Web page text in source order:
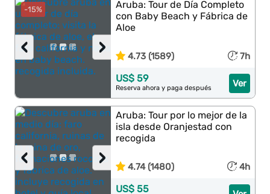
-15%
›
‹
Aruba: Tour de Día Completo
con Baby Beach y Fábrica de
Aloe
4.73 (1589) 7h
Ver
US$ 59
Reserva ahora y paga después
›
‹
Aruba: Tour por lo mejor de la
isla desde Oranjestad con
recogida
4.74 (1480) 4h
US$ 55